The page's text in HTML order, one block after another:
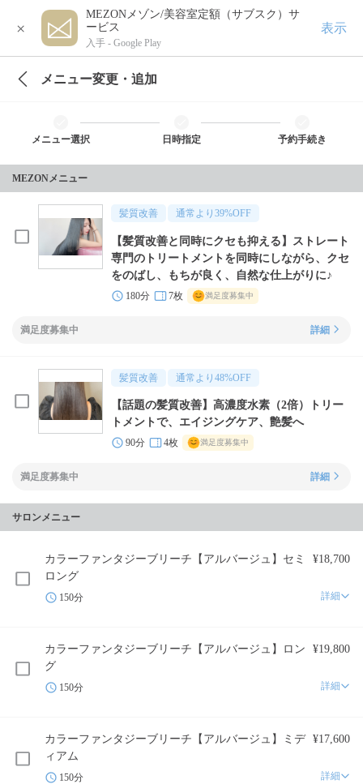
×
MEZONメゾン/美容室定額（サブスク）サ
ービス
入手 - Google Play
表示
メニュー変更・追加
メニュー選択 日時指定 予約手続き
MEZONメニュー
髪質改善 通常より 39%OFF
【髪質改善と同時にクセも抑える】ストレート
専門のトリートメントを同時にしながら、クセ
をのばし、もちが良く、自然な仕上がりに♪
180分 7枚 満足度募集中
満足度募集中 詳細
髪質改善 通常より 48%OFF
【話題の髪質改善】高濃度水素（2倍）トリー
トメントで、エイジングケア、艶髪へ
90分 4枚 満足度募集中
満足度募集中 詳細
サロンメニュー
カラーファンタジーブリーチ【アルバージュ】セミ
ロング
¥18,700
150分 詳細
カラーファンタジーブリーチ【アルバージュ】ロン
グ
¥19,800
150分 詳細
カラーファンタジーブリーチ【アルバージュ】ミデ
ィアム
¥17,600
150分 詳細